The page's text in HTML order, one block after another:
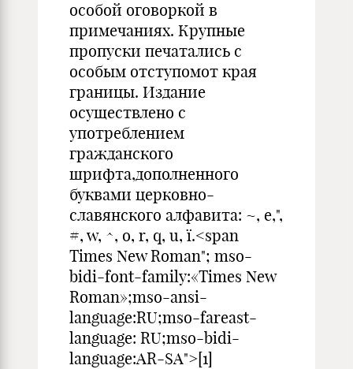
особой оговоркой в
примечаниях. Крупные
пропуски печатались с
особым отступомот края
границы. Издание
осуществлено с
употреблением
гражданского
шрифта,дополненного
буквами церковно-
славянского алфавита: ~, e,",
#, w, ^, o, r, q, u, ї.<span
Times New Roman"; mso-
bidi-font-family:«Times New
Roman»;mso-ansi-
language:RU;mso-fareast-
language: RU;mso-bidi-
language:AR-SA">[1]